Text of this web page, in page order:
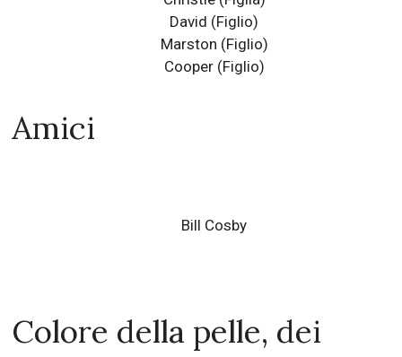
David (Figlio)
Marston (Figlio)
Cooper(Figlio)
Amici
Bill Cosby
Colore della pelle, dei